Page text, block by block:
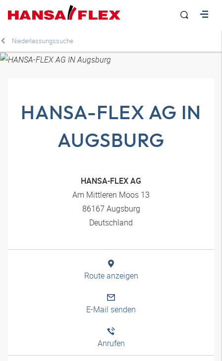
Niederlassungssuche
HANSA-FLEX AG IN
AUGSBURG
HANSA-FLEX AG
Am Mittleren Moos 13
86167 Augsburg
Deutschland
Route anzeigen
E-Mail senden
Anrufen